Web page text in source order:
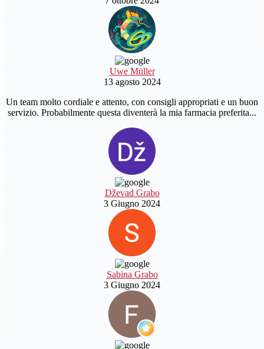
Uwe Müller
13 agosto 2024
Un team molto cordiale e attento, con consigli appropriati e un buon
servizio. Probabilmente questa diventerà la mia farmacia preferita...
Dževad Grabo
3 Giugno 2024
Sabina Grabo
3 Giugno 2024